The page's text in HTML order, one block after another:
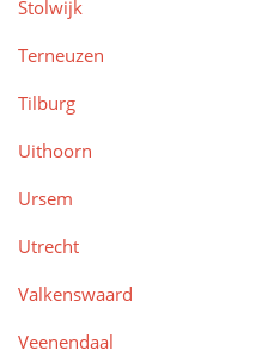
Stolwijk
Terneuzen
Tilburg
Uithoorn
Ursem
Utrecht
Valkenswaard
Veenendaal